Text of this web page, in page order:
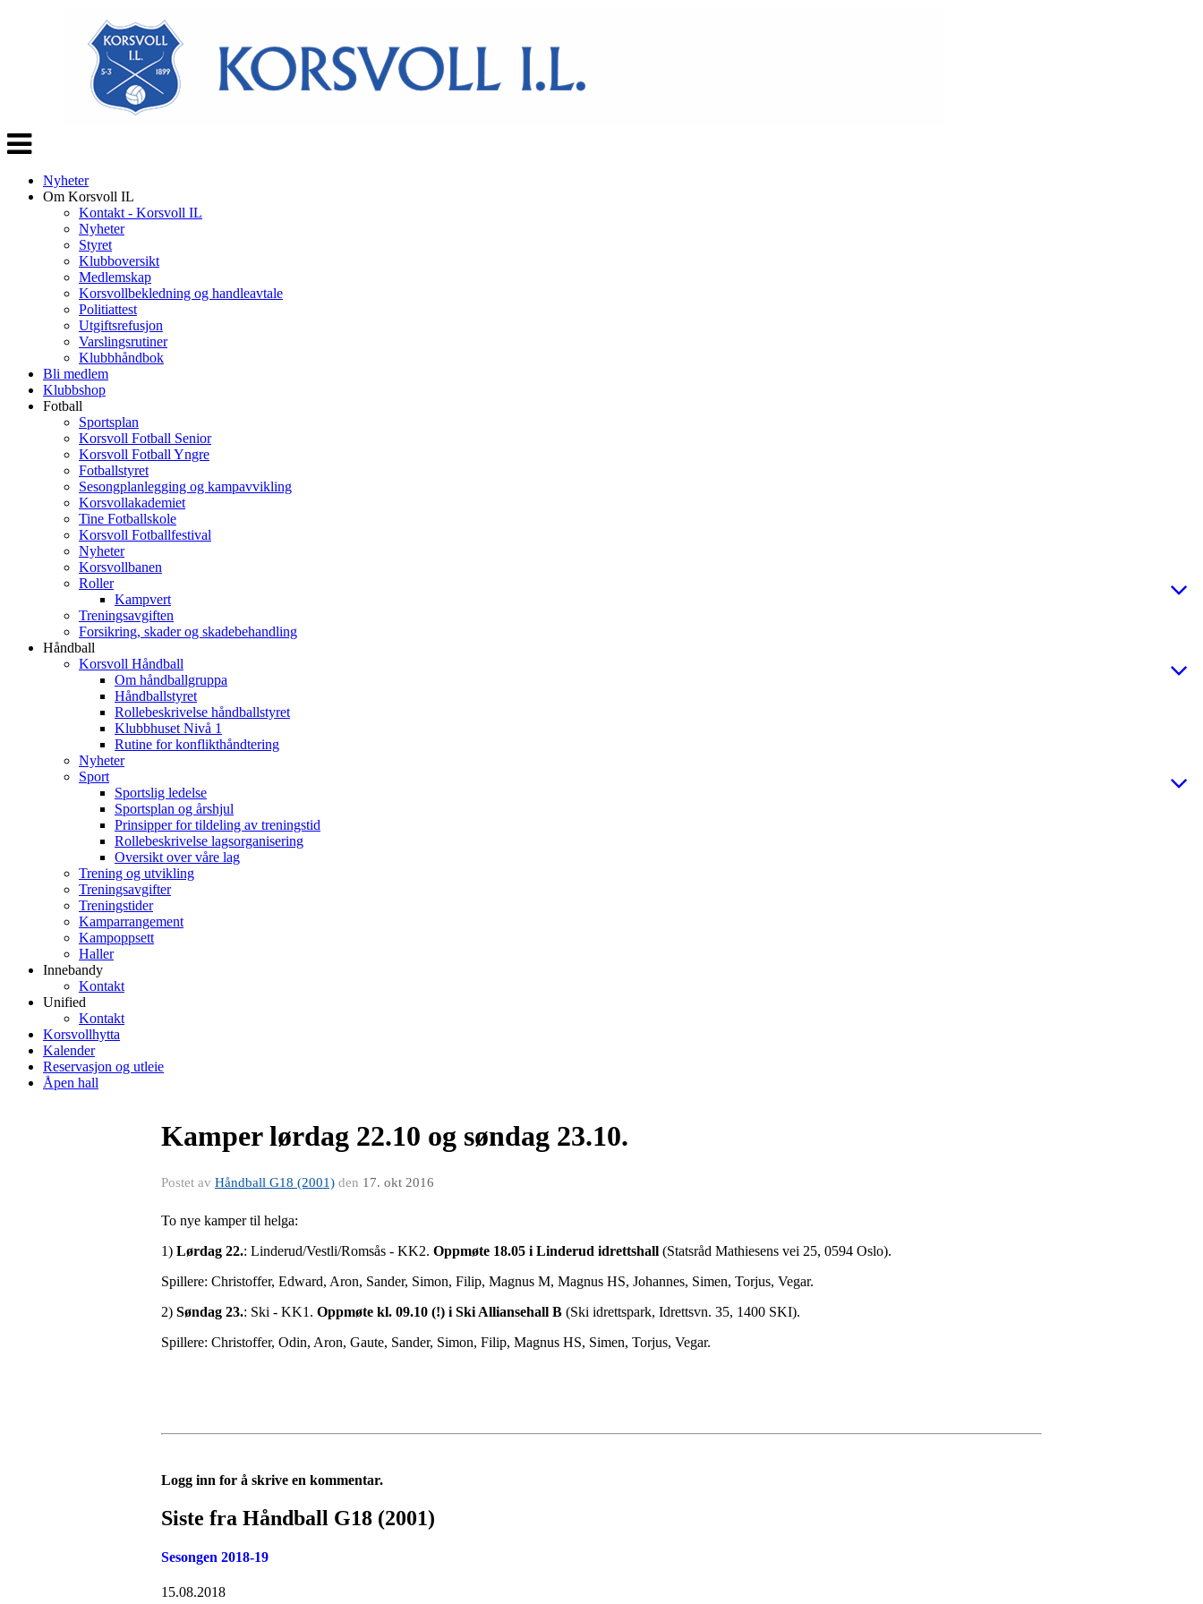
Veksle
navigasjon
Nyheter
Om Korsvoll IL
Kontakt - Korsvoll IL
Nyheter
Styret
Klubboversikt
Medlemskap
Korsvollbekledning og handleavtale
Politiattest
Utgiftsrefusjon
Varslingsrutiner
Klubbhåndbok
Bli medlem
Klubbshop
Fotball
Sportsplan
Korsvoll Fotball Senior
Korsvoll Fotball Yngre
Fotballstyret
Sesongplanlegging og kampavvikling
Korsvollakademiet
Tine Fotballskole
Korsvoll Fotballfestival
Nyheter
Korsvollbanen
Roller
Kampvert
Treningsavgiften
Forsikring, skader og skadebehandling
Håndball
Korsvoll Håndball
Om håndballgruppa
Håndballstyret
Rollebeskrivelse håndballstyret
Klubbhuset Nivå 1
Rutine for konflikthåndtering
Nyheter
Sport
Sportslig ledelse
Sportsplan og årshjul
Prinsipper for tildeling av treningstid
Rollebeskrivelse lagsorganisering
Oversikt over våre lag
Trening og utvikling
Treningsavgifter
Treningstider
Kamparrangement
Kampoppsett
Haller
Innebandy
Kontakt
Unified
Kontakt
Korsvollhytta
Kalender
Reservasjon og utleie
Åpen hall
Kamper lørdag 22.10 og søndag 23.10.
Postet av Håndball G18 (2001) den 17. okt 2016
To nye kamper til helga:
1) Lørdag 22.: Linderud/Vestli/Romsås - KK2. Oppmøte 18.05 i Linderud idrettshall (Statsråd Mathiesens vei 25, 0594 Oslo).
Spillere: Christoffer, Edward, Aron, Sander, Simon, Filip, Magnus M, Magnus HS, Johannes, Simen, Torjus, Vegar.
2) Søndag 23.: Ski - KK1. Oppmøte kl. 09.10 (!) i Ski Alliansehall B (Ski idrettspark, Idrettsvn. 35, 1400 SKI).
Spillere: Christoffer, Odin, Aron, Gaute, Sander, Simon, Filip, Magnus HS, Simen, Torjus, Vegar.
Logg inn for å skrive en kommentar.
Siste fra Håndball G18 (2001)
Sesongen 2018-19
15.08.2018